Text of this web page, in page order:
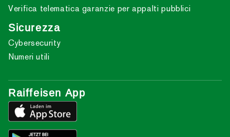
Verifica telematica garanzie per appalti pubblici
Sicurezza
Cybersecurity
Numeri utili
Raiffeisen App